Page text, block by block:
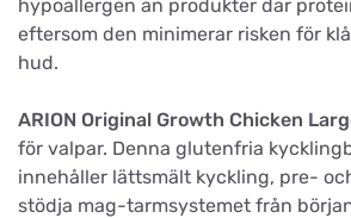
hypoallergen än produkter där
eftersom den minimerar risken för
hud.
ARION Original Growth Chicken
för valpar. Denna glutenfria
innehåller lättsmält kyckling, pre-
stödja mag-tarmsystemet från